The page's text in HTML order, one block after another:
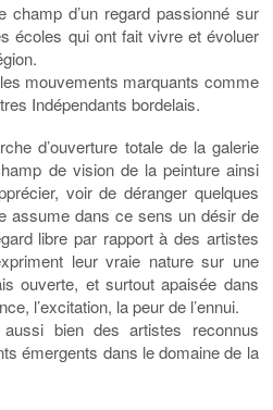
champ d’un regard passionné sur
écoles qui ont fait vivre et évoluer
les mouvements marquants comme
Indépendants bordelais.
d’ouverture totale de la galerie
de vision de la peinture ainsi
voir de déranger quelques
assume dans ce sens un désir de
libre par rapport à des artistes
leur vraie nature sur une
ouverte, et surtout apaisée dans
l’excitation, la peur de l’ennui.
bien des artistes reconnus
émergents dans le domaine de la